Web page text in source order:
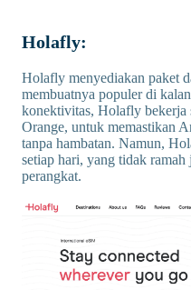
Holafly:
Holafly menyediakan paket
membuatnya populer di
konektivitas, Holafly bekerja
Orange, untuk memastikan
tanpa hambatan. Namun,
setiap hari, yang tidak
perangkat.